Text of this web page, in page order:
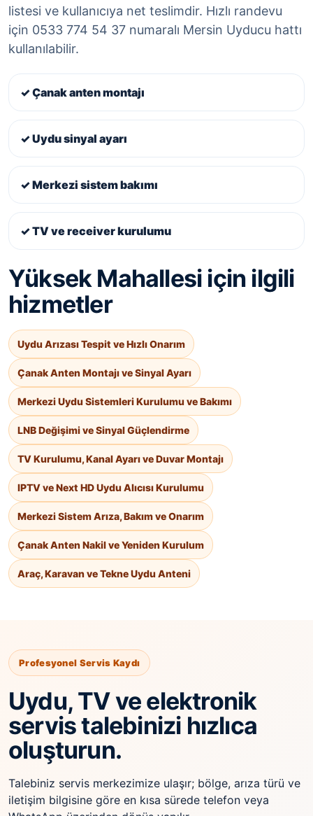
listesi ve kullanıcıya net teslimdir. Hızlı randevu
için 0533 774 54 37 numaralı Mersin Uyducu hattı
kullanılabilir.
✓ Çanak anten montajı
✓ Uydu sinyal ayarı
✓ Merkezi sistem bakımı
✓ TV ve receiver kurulumu
Yüksek Mahallesi için ilgili
hizmetler
Uydu Arızası Tespit ve Hızlı Onarım
Çanak Anten Montajı ve Sinyal Ayarı
Merkezi Uydu Sistemleri Kurulumu ve Bakımı
LNB Değişimi ve Sinyal Güçlendirme
TV Kurulumu, Kanal Ayarı ve Duvar Montajı
IPTV ve Next HD Uydu Alıcısı Kurulumu
Merkezi Sistem Arıza, Bakım ve Onarım
Çanak Anten Nakil ve Yeniden Kurulum
Araç, Karavan ve Tekne Uydu Anteni
Profesyonel Servis Kaydı
Uydu, TV ve elektronik
servis talebinizi hızlıca
oluşturun.
Talebiniz servis merkezimize ulaşır; bölge, arıza türü ve
iletişim bilgisine göre en kısa sürede telefon veya